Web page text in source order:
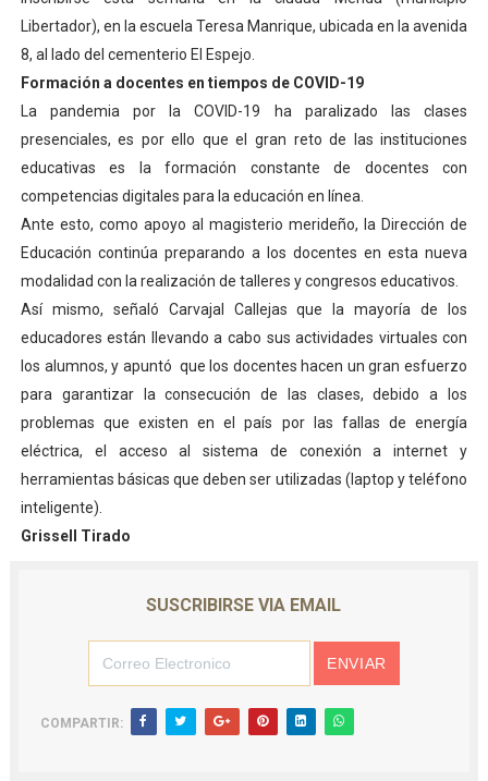
Libertador), en la escuela Teresa Manrique, ubicada en la avenida
8, al lado del cementerio El Espejo.
Formación a docentes en tiempos de COVID-19
La pandemia por la COVID-19 ha paralizado las clases
presenciales, es por ello que el gran reto de las instituciones
educativas es la formación constante de docentes con
competencias digitales para la educación en línea.
Ante esto, como apoyo al magisterio merideño, la Dirección de
Educación continúa preparando a los docentes en esta nueva
modalidad con la realización de talleres y congresos educativos.
Así mismo, señaló Carvajal Callejas que la mayoría de los
educadores están llevando a cabo sus actividades virtuales con
los alumnos, y apuntó que los docentes hacen un gran esfuerzo
para garantizar la consecución de las clases, debido a los
problemas que existen en el país por las fallas de energía
eléctrica, el acceso al sistema de conexión a internet y
herramientas básicas que deben ser utilizadas (laptop y teléfono
inteligente).
Grissell Tirado
SUSCRIBIRSE VIA EMAIL
COMPARTIR: